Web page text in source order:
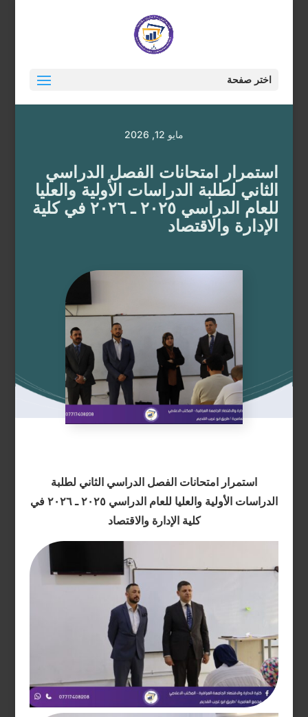
اختر صفحة
مايو 12, 2026
استمرار امتحانات الفصل الدراسي
الثاني لطلبة الدراسات الأولية والعليا
للعام الدراسي ٢٠٢٥ ـ ٢٠٢٦ في كلية
الإدارة والاقتصاد
استمرار امتحانات الفصل الدراسي الثاني لطلبة
الدراسات الأولية والعليا للعام الدراسي ٢٠٢٥ ـ ٢٠٢٦ في
كلية الإدارة والاقتصاد